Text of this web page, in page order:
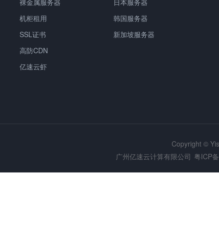
机柜租用
SSL证书
高防CDN
亿速云虾
韩国服务器
新加坡服务器
Copyright ©
广州亿速云计算有限公司 粤ICP